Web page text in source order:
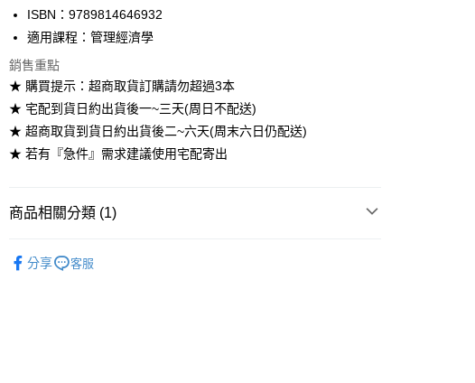
全家取貨付款
每筆NT$60
付款後全家取貨
每筆NT$60
7-11取貨付款
每筆NT$60
每筆NT$60
每筆NT$100
ISBN：9789814646932
適用課程：管理經濟學
銷售重點
★ 購買提示：超商取貨訂購請勿超過3本
★ 宅配到貨日約出貨後一~三天(周日不配送)
★ 超商取貨到貨日約出貨後二~六天(周末六日仍配送)
★ 若有『急件』需求建議使用宅配寄出
商品相關分類 (1)
分享
客服